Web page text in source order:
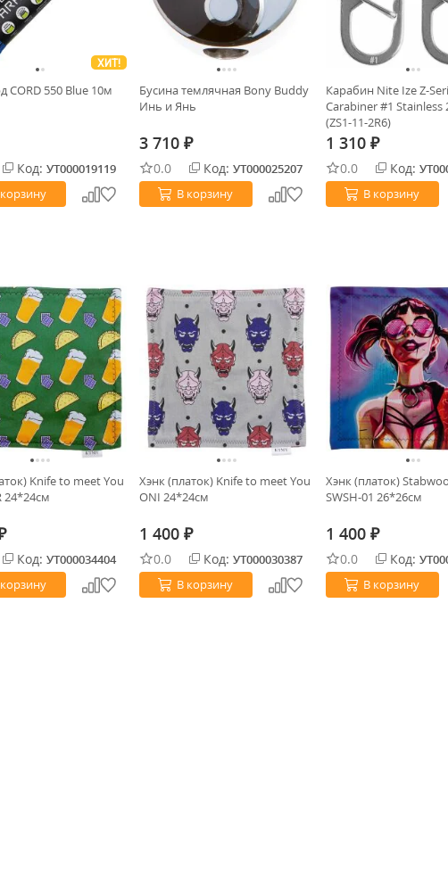
ХИТ!
CORD 550 Blue 10м
Код: УТ000019119
Бусина темлячная Bony Buddy
Инь и Янь
3 710 ₽
0.0 Код: УТ000025207
В корзину
Карабин Nite Ize Z-
Carabiner #1 Stainless
(ZS1-11-2R6)
1 310 ₽
0.0 Код:
В корзину
Knife to meet You
24*24см
Код: УТ000034404
Хэнк (платок) Knife to meet You
ONI 24*24см
1 400 ₽
0.0 Код: УТ000030387
В корзину
Хэнк (платок)
SWSH-01 26*26см
1 400 ₽
0.0 Код:
В корзину